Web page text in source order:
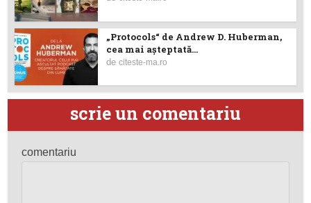
„Protocols“ de Andrew D. Huberman,
cea mai așteptată...
deciteste-ma.ro
scrie un comentariu
comentariu